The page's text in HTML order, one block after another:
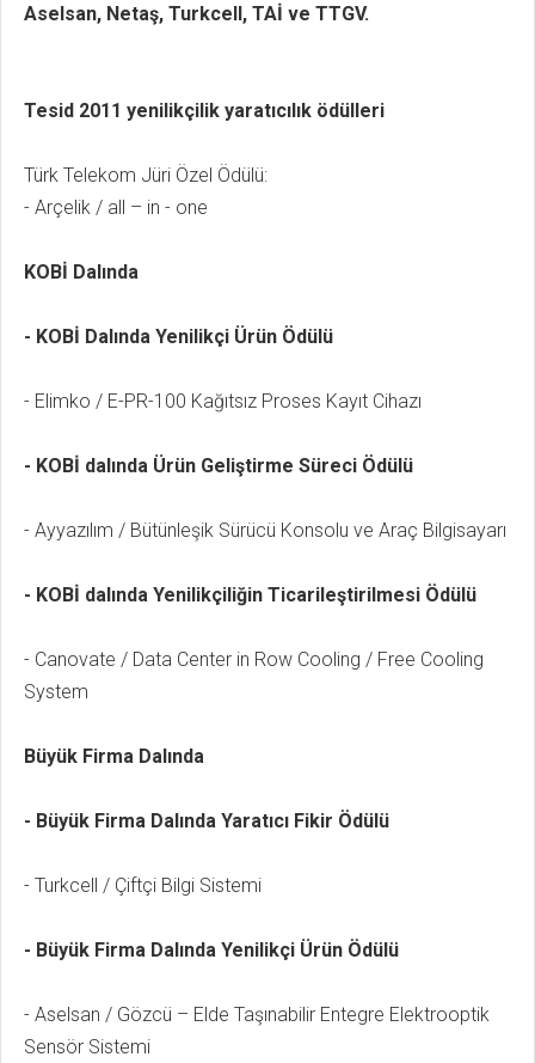
Aselsan, Netaş, Turkcell, TAİ ve TTGV.
Tesid 2011 yenilikçilik yaratıcılık ödülleri
Türk Telekom Jüri Özel Ödülü:
- Arçelik / all – in - one
KOBİ Dalında
- KOBİ Dalında Yenilikçi Ürün Ödülü
- Elimko / E-PR-100 Kağıtsız Proses Kayıt Cihazı
- KOBİ dalında Ürün Geliştirme Süreci Ödülü
- Ayyazılım / Bütünleşik Sürücü Konsolu ve Araç Bilgisayarı
- KOBİ dalında Yenilikçiliğin Ticarileştirilmesi Ödülü
- Canovate / Data Center in Row Cooling / Free Cooling
System
Büyük Firma Dalında
- Büyük Firma Dalında Yaratıcı Fikir Ödülü
- Turkcell / Çiftçi Bilgi Sistemi
- Büyük Firma Dalında Yenilikçi Ürün Ödülü
- Aselsan / Gözcü – Elde Taşınabilir Entegre Elektrooptik
Sensör Sistemi